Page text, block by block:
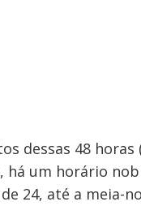
dessas 48
há um horário
24, até a meia-